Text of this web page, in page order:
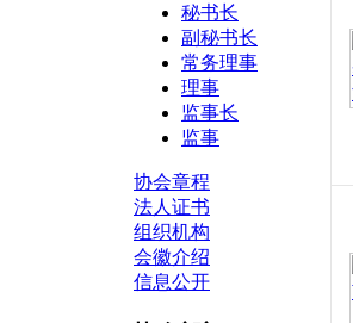
秘书长
副秘书长
常务理事
理事
监事长
监事
协会章程
法人证书
组织机构
会徽介绍
信息公开